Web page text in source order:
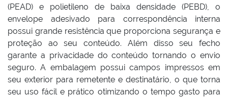
(PEAD) e polietileno de baixa densidade (PEBD), o
envelope adesivado para correspondência interna
possui grande resistência que proporciona segurança e
proteção ao seu conteúdo. Além disso seu fecho
garante a privacidade do conteúdo tornando o envio
seguro. A embalagem possui campos impressos em
seu exterior para remetente e destinatário, o que torna
seu uso fácil e prático otimizando o tempo gasto para